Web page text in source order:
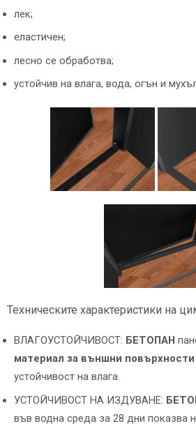
лек;
еластичен;
лесно се обработва;
устойчив на влага, вода, огън и
Техническите характеристики на
ВЛАГОУСТОЙЧИВОСТ: БЕТОПАН
материал за външни повърхности
устойчивост на влага.
УСТОЙЧИВОСТ НА ИЗДУВАНЕ:
във водна среда за 28 дни показва